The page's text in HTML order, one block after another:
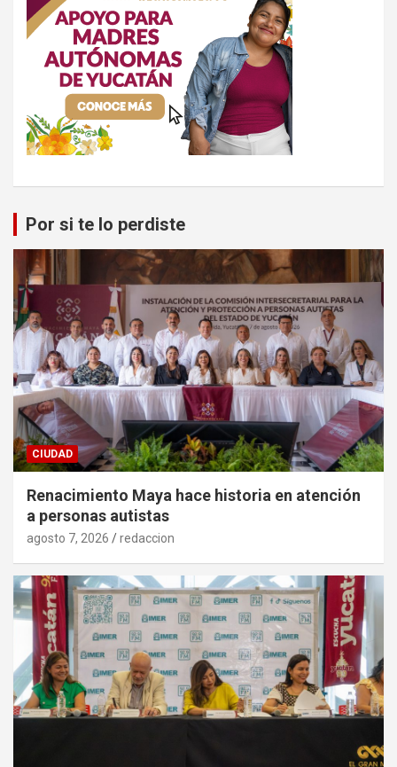
Por si te lo perdiste
CIUDAD
Renacimiento Maya hace historia en atención
a personas autistas
agosto 7, 2026 redaccion